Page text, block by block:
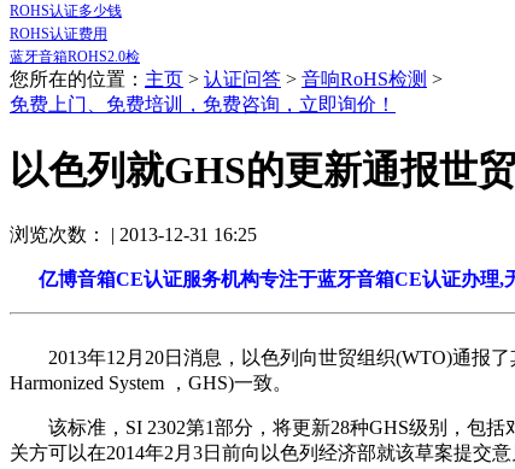
ROHS认证多少钱
ROHS认证费用
蓝牙音箱ROHS2.0检
您所在的位置： 主页 > 认证问答 > 音响RoHS检测 >
免费上门、免费培训，免费咨询，立即询价！
以色列就GHS的更新通报世
浏览次数： | 2013-12-31 16:25
亿博音箱CE认证服务机构专注于蓝牙音箱CE认证办理,
2013年12月20日消息，以色列向世贸组织(WTO)通报了
Harmonized System ，GHS)一致。
该标准，SI 2302第1部分，将更新28种GHS级别，包括
关方可以在2014年2月3日前向以色列经济部就该草案提交